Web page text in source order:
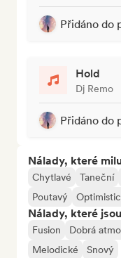
Přidáno do
Hold
Dj Remo
Přidáno do
Nálady, které
Chytlavé Taneční
Poutavý
Nálady, které
Fusion Dobrá
Melodické
Snový